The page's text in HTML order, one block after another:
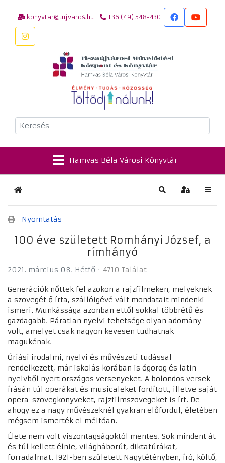
konyvtar@tujvaros.hu +36 (49) 548-430
Keresés
Hamvas Béla Városi Könyvtár
Kezdőlap Keresés
Nyomtatás
100 éve született Romhányi József, a
rímhányó
2021. március 08. Hétfő 4710 Találat
Generációk nőttek fel azokon a rajzfilmeken, melyeknek
a szövegét ő írta, szállóigévé vált mondatait mindenki
ismeri. Munkássága azonban ettől sokkal többrétű és
gazdagabb. Páratlan nyelvi tehetsége olyan adomány
volt, amelyet csak nagyon kevesen tudhatnak
magukénak.
Óriási irodalmi, nyelvi és művészeti tudással
rendelkezett, már iskolás korában is ógörög és latin
nyelvből nyert országos versenyeket. A bolondos versek
írásán túl operákat és musicaleket fordított, illetve saját
opera-szövegkönyveket, rajzfilmszövegeket is írt. De
ahogy ez a nagy művészeknél gyakran előfordul, életében
mégsem ismerték el méltóan.
Élete nem volt viszontagságoktól mentes. Sok mindent át
és túl kellett élnie, világháborút, diktatúrákat,
forradalmat. 1921-ben született Nagytétényben, író, költő,